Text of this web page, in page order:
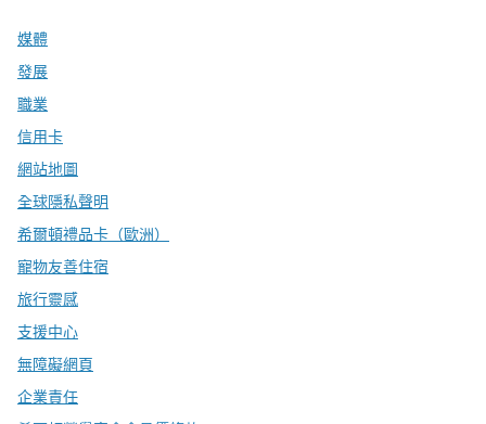
媒體
發展
職業
信用卡
網站地圖
全球隱私聲明
希爾頓禮品卡（歐洲）
寵物友善住宿
旅行靈感
支援中心
無障礙網頁
企業責任